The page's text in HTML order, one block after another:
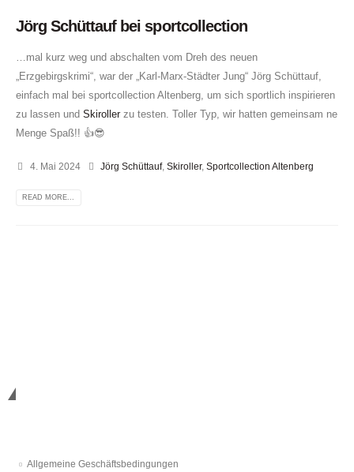
Jörg Schüttauf bei sportcollection
…mal kurz weg und abschalten vom Dreh des neuen
„Erzgebirgskrimi“, war der „Karl-Marx-Städter Jung“ Jörg Schüttauf,
einfach mal bei sportcollection Altenberg, um sich sportlich inspirieren
zu lassen und Skirollerzu testen. Toller Typ, wir hatten gemeinsam ne
Menge Spaß!! 👍😎
4. Mai 2024 Jörg Schüttauf,Skiroller,Sportcollection Altenberg
READ MORE...
Allgemeine Geschäftsbedingungen